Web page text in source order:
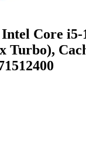
Core i5-
Turbo),